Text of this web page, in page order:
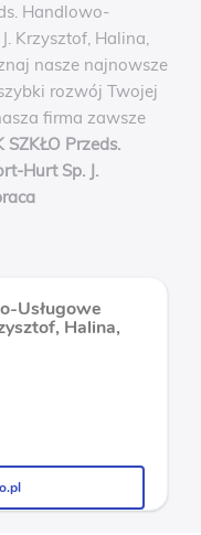
Handlowo-
Krzysztof, Halina,
nasze najnowsze
rozwój Twojej
firma zawsze
SZKŁO Przeds.
Hurt Sp. J.
Usługowe
Halina,